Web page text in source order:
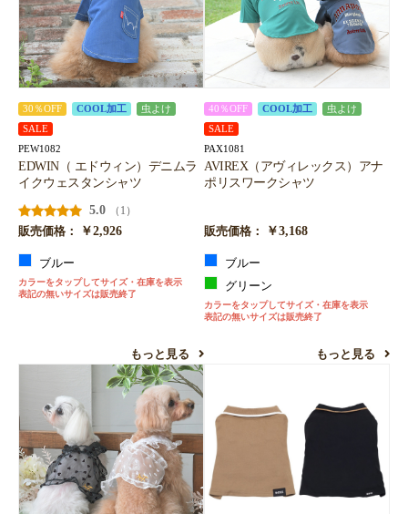
30％OFF COOL加工
虫よけ
SALE
PEW1082
EDWIN（ エドウィン）デニムラ
イクウェスタンシャツ
5.0
（1）
販売価格：
￥2,926
ブルー
カラーをタップしてサイズ・在庫を表示
表記の無いサイズは販売終了
もっと見る
40％OFF COOL加工
虫よけ
SALE
PAX1081
AVIREX（アヴィレックス）アナ
ポリスワークシャツ
販売価格： ￥3,168
ブルー
グリーン
カラーをタップしてサイズ・在庫を表示
表記の無いサイズは販売終了
もっと見る